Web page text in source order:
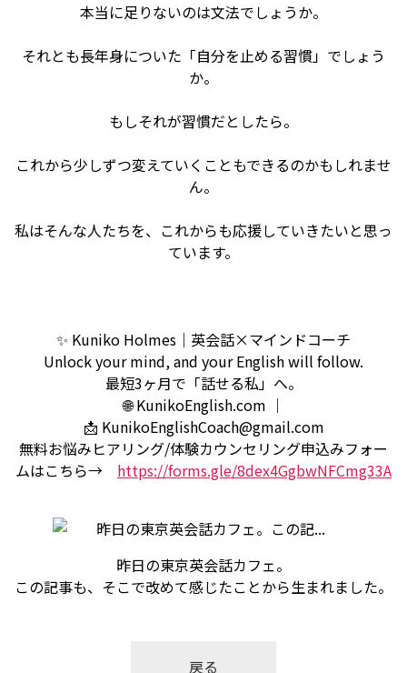
昨日の東京英会話カフェ。
この記事も、そこで改めて感じたことから生まれました。
本当に足りないのは文法でしょうか。
それとも長年身についた「自分を止める習慣」でしょう
か。
もしそれが習慣だとしたら。
これから少しずつ変えていくこともできるのかもしれませ
ん。
私はそんな人たちを、これからも応援していきたいと思っ
ています。
✨ Kuniko Holmes｜英会話×マインドコーチ
Unlock your mind, and your English will follow.
最短3ヶ月で「話せる私」へ。
🌐 KunikoEnglish.com ｜
📩 KunikoEnglishCoach@gmail.com
無料お悩みヒアリング/体験カウンセリング申込みフォー
ムはこちら→ https://forms.gle/8dex4GgbwNFCmg33A
戻る